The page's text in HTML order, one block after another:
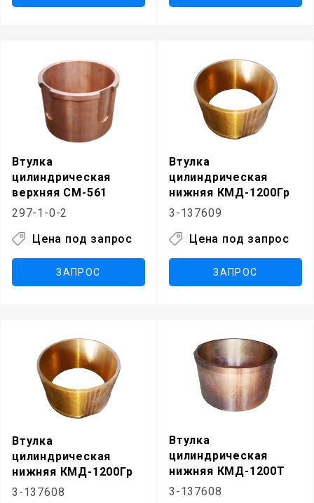
Втулка
цилиндрическая
верхняя СМ-561
297-1-0-2
Цена под запрос
ЗАПРОС
Втулка
цилиндрическая
нижняя КМД-1200Гр
3-137609
Цена под запрос
ЗАПРОС
Втулка
цилиндрическая
нижняя КМД-1200Гр
3-137608
Втулка
цилиндрическая
нижняя КМД-1200Т
3-137608